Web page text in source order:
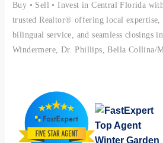
Buy • Sell • Invest in Central Florida
trusted Realtor® offering local
bilingual service, and seamless closings
Windermere, Dr. Phillips, Bella Collina/